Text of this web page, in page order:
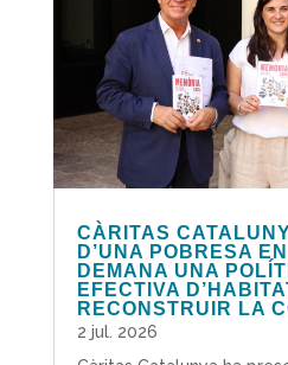
CÀRITAS
D’UNA POBRESA
DEMANA UNA
EFECTIVA
RECONSTRUIR LA
2 jul. 2026